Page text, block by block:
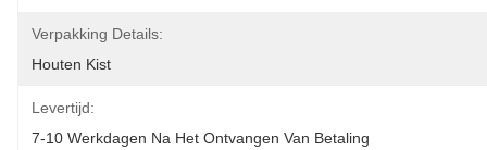
Verpakking Details:
Houten Kist
Levertijd:
7-10 Werkdagen Na Het Ontvangen Van Betaling